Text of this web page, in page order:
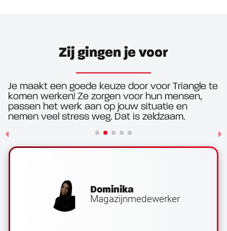
Zij gingen je voor
Je maakt een goede keuze door voor Triangle te
komen werken! Ze zorgen voor hun mensen,
passen het werk aan op jouw situatie en
nemen veel stress weg. Dat is zeldzaam.
Dominika
Magazijnmedewerker